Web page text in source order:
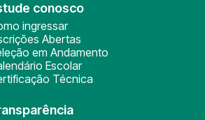
conosco
ingressar
Abertas
em Andamento
Escolar
Técnica